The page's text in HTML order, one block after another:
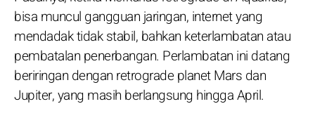
bisa muncul gangguan jaringan, internet yang
mendadak tidak stabil, bahkan keterlambatan atau
pembatalan penerbangan. Perlambatan ini datang
beriringan dengan retrograde planet Mars dan
Jupiter, yang masih berlangsung hingga April.